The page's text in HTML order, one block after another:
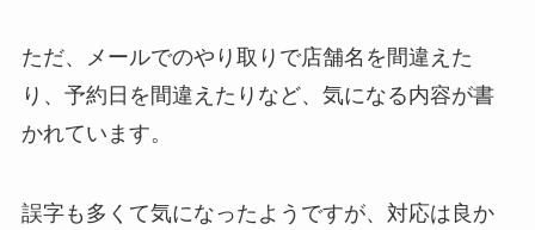
ただ、メールでのやり取りで店舗名を間違えた
り、予約日を間違えたりなど、気になる内容が書
かれています。
誤字も多くて気になったようですが、対応は良か